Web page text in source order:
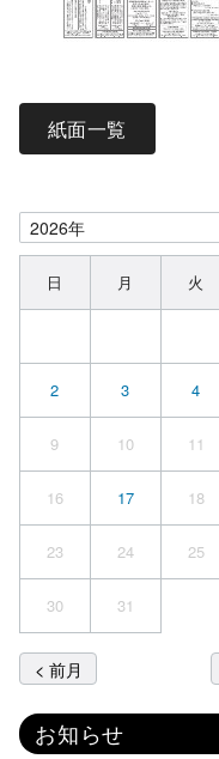
紙面一覧
日 月 火
2 3 4
9 10 11
16 17 18
23 24 25
30 31
< 前月
お知らせ